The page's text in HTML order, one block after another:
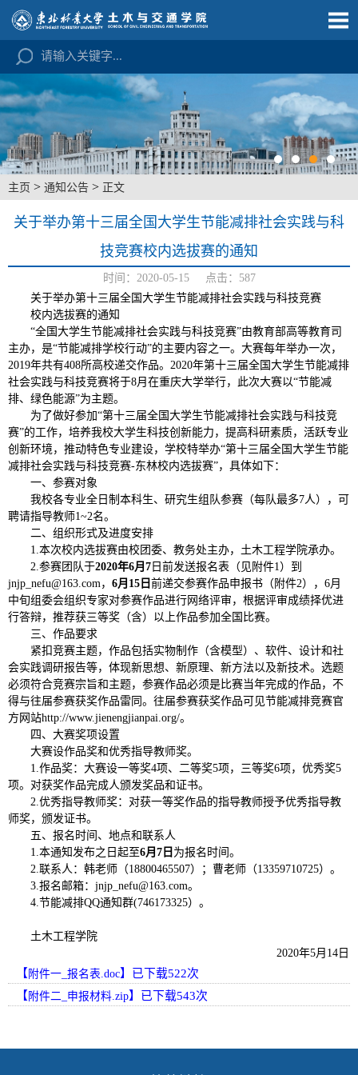
主页 > 通知公告 > 正文
关于举办第十三届全国大学生节能减排社会实践与科
技竞赛校内选拔赛的通知
时间：2020-05-15 点击： 587
关于举办第十三届全国大学生节能减排社会实践与科技竞赛
校内选拔赛的通知
“全国大学生节能减排社会实践与科技竞赛”由教育部高等教育司
主办，是“节能减排学校行动”的主要内容之一。大赛每年举办一次，
2019年共有408所高校递交作品。2020年第十三届全国大学生节能减排
社会实践与科技竞赛将于8月在重庆大学举行，此次大赛以“节能减
排、绿色能源”为主题。
为了做好参加“第十三届全国大学生节能减排社会实践与科技竞
赛”的工作，培养我校大学生科技创新能力，提高科研素质，活跃专业
创新环境，推动特色专业建设，学校特举办“第十三届全国大学生节能
减排社会实践与科技竞赛-东林校内选拔赛”，具体如下：
一、参赛对象
我校各专业全日制本科生、研究生组队参赛（每队最多7人），
可
聘请指导教师1~2名。
二、组织形式及进度安排
1.本次校内选拔赛由校团委、教务处主办，土木工程学院承办。
2.参赛团队于2020年6月7 日前发送报名表（见附件1）到
jnjp_nefu@163.com， 6月15日 前递交参赛作品申报书（附件2），6月
中旬组委会组织专家对参赛作品进行网络评审，根据评审成绩择优进
行答辩，推荐获三等奖（含）以上作品参加全国比赛。
三、作品要求
紧扣竞赛主题，作品包括实物制作（含模型）、软件、设计和社
会实践调研报告等，体现新思想、新原理、新方法以及新技术。选题
必须符合竞赛宗旨和主题，参赛作品必须是比赛当年完成的作品，不
得与往届参赛获奖作品雷同。往届参赛获奖作品可见节能减排竞赛官
方网站http://www.jienengjianpai.org/。
四、大赛奖项设置
大赛设作品奖和优秀指导教师奖。
1.作品奖：大赛设一等奖4项、二等奖5项，三等奖6项 ，优秀奖5
项。对获奖作品完成人颁发奖品和证书。
2.优秀指导教师奖：对获一等奖作品的指导教师授予优秀指导教
师奖，颁发证书。
五、报名时间、地点和联系人
1.本通知发布之日起至6月7日 为报名时间。
2.联系人： 韩老师 （18800465507）；曹老师（13359710725）。
3.报名邮箱：jnjp_nefu@163.com。
4.节能减排QQ通知群(746173325）。
土木工程学院
2020年5月 14日
【 附件一_报名表.doc】已下载522次
【 附件二_申报材料.zip】已下载543次